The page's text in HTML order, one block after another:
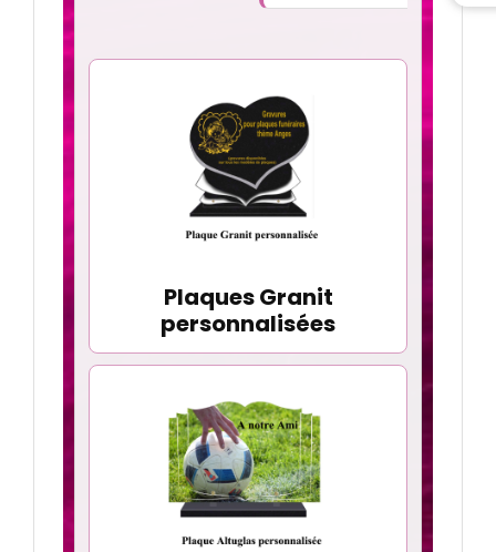
Plaques Granit
personnalisées